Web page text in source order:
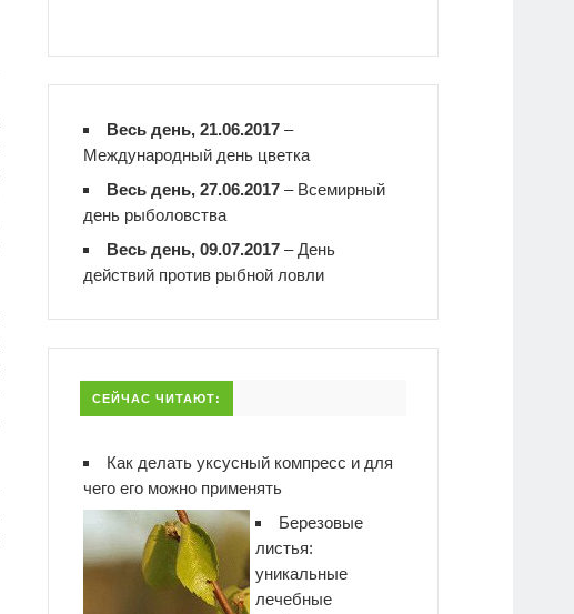
Весь день, 21.06.2017 –
Международный день цветка
Весь день, 27.06.2017 – Всемирный
день рыболовства
Весь день, 09.07.2017 –День
действий против рыбной ловли
СЕЙЧАС ЧИТАЮТ:
Как делать уксусный компресс и для
чего его можно применять
Березовые
листья:
уникальные
лечебные